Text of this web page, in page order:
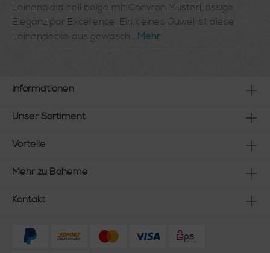
Leinenplaid hell beige mit Chevron MusterLässige
Eleganz par Excellence! Ein kleines Juwel ist diese
Leinendecke aus gewasch… Mehr
Informationen
Unser Sortiment
Vorteile
Mehr zu Boheme
Kontakt